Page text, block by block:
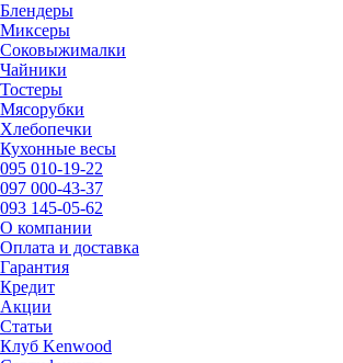
Блендеры
Миксеры
Соковыжималки
Чайники
Тостеры
Мясорубки
Хлебопечки
Кухонные весы
095 010-19-22
097 000-43-37
093 145-05-62
О компании
Оплата и доставка
Гарантия
Кредит
Акции
Статьи
Клуб Kenwood